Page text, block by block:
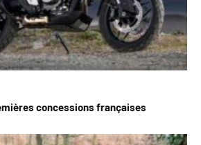
concessions françaises